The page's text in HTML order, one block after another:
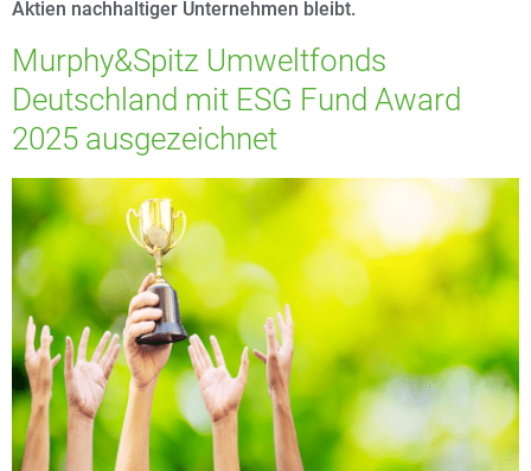
Aktien nachhaltiger Unternehmen bleibt.
Murphy&Spitz Umweltfonds
Deutschland mit ESG Fund Award
2025 ausgezeichnet